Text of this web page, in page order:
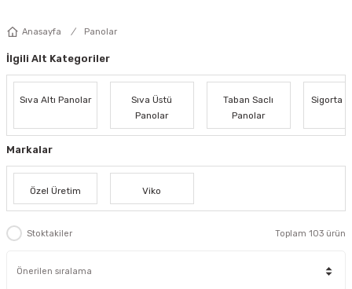
Anasayfa Panolar
İlgili Alt Kategoriler
Sıva Altı Panolar
Sıva Üstü
Panolar
Taban Saclı
Panolar
Sigorta
Markalar
Özel Üretim Viko
Stoktakiler Toplam 103 ürün